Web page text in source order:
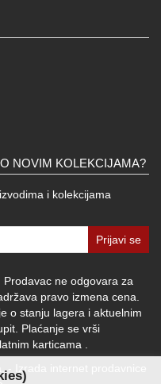
NOVIM KOLEKCIJAMA?
i kolekcijama
Prijavi se
ne odgovara za
pravo izmena cena.
o stanju lagera i aktuelnim
Plaćanje se vrši
karticama .
-
Izrada internet prodavnice